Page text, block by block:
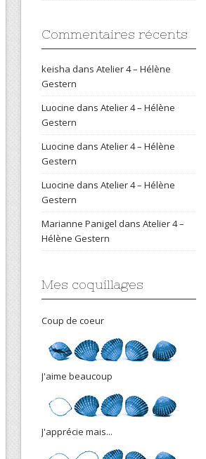
Commentaires récents
keisha dans Atelier 4 – Hélène
Gestern
Luocine dans Atelier 4 – Hélène
Gestern
Luocine dans Atelier 4 – Hélène
Gestern
Luocine dans Atelier 4 – Hélène
Gestern
Marianne Panigel dans Atelier 4 –
Hélène Gestern
Mes coquillages
Coup de coeur
J'aime beaucoup
J'apprécie mais...